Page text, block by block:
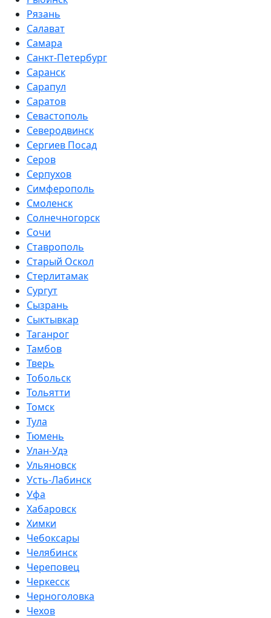
Рязань
Салават
Самара
Санкт-Петербург
Саранск
Сарапул
Саратов
Севастополь
Северодвинск
Сергиев Посад
Серов
Серпухов
Симферополь
Смоленск
Солнечногорск
Сочи
Ставрополь
Старый Оскол
Стерлитамак
Сургут
Сызрань
Сыктывкар
Таганрог
Тамбов
Тверь
Тобольск
Тольятти
Томск
Тула
Тюмень
Улан-Удэ
Ульяновск
Усть-Лабинск
Уфа
Хабаровск
Химки
Чебоксары
Челябинск
Череповец
Черкесск
Черноголовка
Чехов